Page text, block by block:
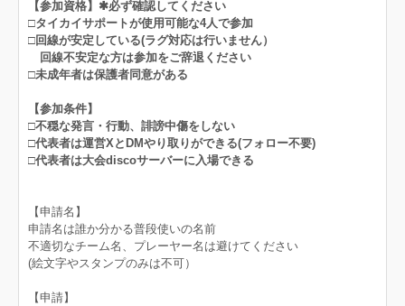
【参加資格】✱必ず確認してください
□タイカイサポートが使用可能な4人で参加
□回線が安定している(ラグ対応は行いません）
回線不安定な方は参加をご辞退ください
□未成年者は保護者同意がある
【参加条件】
□不穏な発言・行動、誹謗中傷をしない
□代表者は運営XとDMやり取りができる(フォロー不要)
□代表者は大会discoサーバーに入場できる
【申請名】
申請名は誰か分かる普段使いの名前
不適切なチーム名、プレーヤー名は避けてください
(絵文字やスタンプのみは不可）
【申請】